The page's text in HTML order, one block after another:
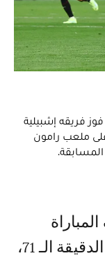
فريقه إشبيلية
الأحد، على ملعب رامون
البلجيكي، دودي لوكيباكيو، في الدقيقة الـ 71،